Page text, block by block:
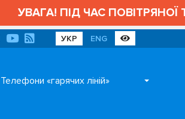
УВАГА! ПІД ЧАС ПОВІТРЯНОЇ
УКР ENG
Телефони «гарячих ліній»